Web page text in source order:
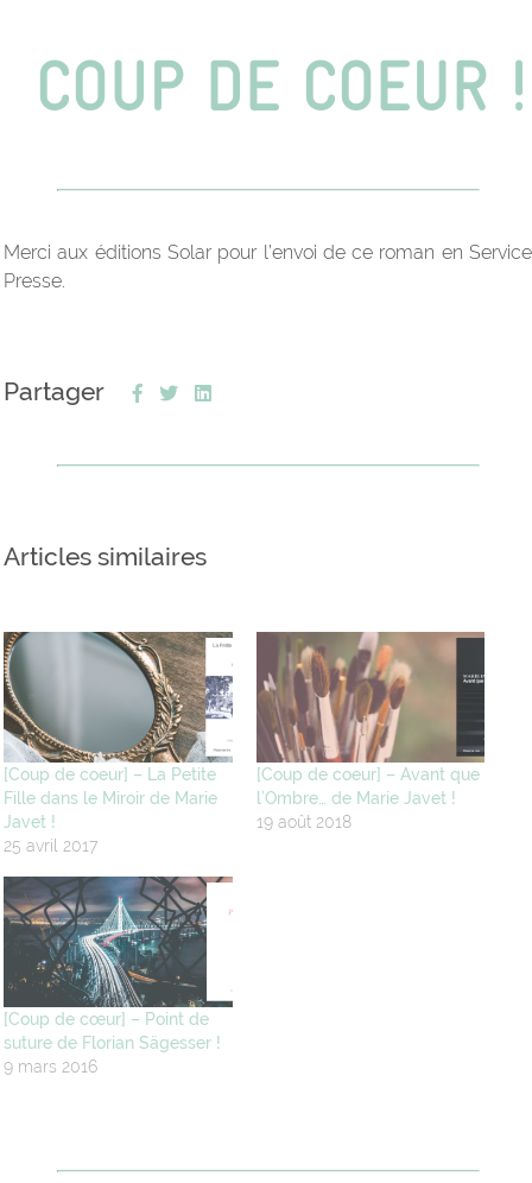
Merci aux éditions Solar pour l’envoi de ce roman en Service
Presse.
Partager
Articles similaires
[Coup de coeur] – La Petite
Fille dans le Miroir de Marie
Javet !
25 avril 2017
[Coup de coeur] – Avant que
l’Ombre… de Marie Javet !
19 août 2018
[Coup de cœur] – Point de
suture de Florian Sägesser !
9 mars 2016